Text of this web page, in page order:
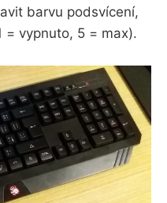
barvu podsvícení,
= vypnuto, 5 = max).